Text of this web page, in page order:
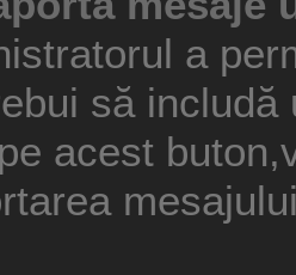
a
să
acest